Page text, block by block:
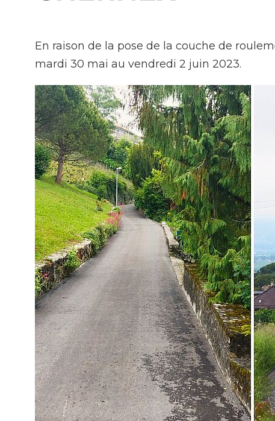
Environnement
En raison de la pose de la couche de
mardi 30 mai au vendredi 2 juin 2023.